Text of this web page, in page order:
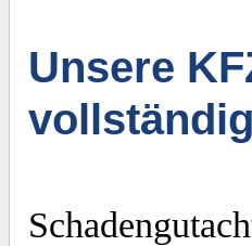
Unsere